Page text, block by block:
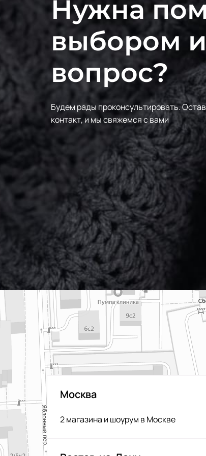
Нужна
выбором
вопрос?
Будем рады проконсультировать.
контакт, и мы свяжемся с вами
Москва
2 магазина и шоурум в Москве